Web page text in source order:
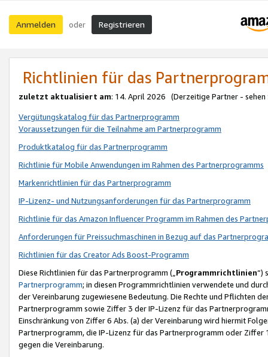
Anmelden oder Registrieren
Richtlinien für das
zuletzt aktualisiert am: 14. April 2026 (Derzeitige Partner - sehen
Vergütungskatalog für das Partnerprogramm
Voraussetzungen für die Teilnahme am Partnerprogramm
Produktkatalog für das Partnerprogramm
Richtlinie für Mobile Anwendungen im Rahmen des Partnerprogramms
Markenrichtlinien für das Partnerprogramm
IP-Lizenz- und Nutzungsanforderungen für das Partnerprogramm
Richtlinie für das Amazon Influencer Programm im Rahmen des
Anforderungen für Preissuchmaschinen in Bezug auf das
Richtlinien für das Creator Ads Boost-Programm
Diese Richtlinien für das Partnerprogramm („Programmrichtlinien“)
Partnerprogramm; in diesen Programmrichtlinien verwendete und
der Vereinbarung zugewiesene Bedeutung. Die Rechte und Pflichten
Partnerprogramm sowie Ziffer 3 der IP-Lizenz für das
Einschränkung von Ziffer 6 Abs. (a) der Vereinbarung wird hiermit
Partnerprogramm, die IP-Lizenz für das Partnerprogramm oder
gegen die Vereinbarung.